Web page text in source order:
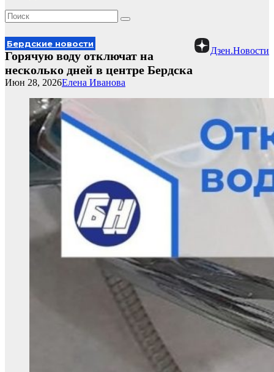
Дзен.Новости
Бердские новости
Горячую воду отключат на
несколько дней в центре Бердска
Елена Иванова
Июн 28, 2026